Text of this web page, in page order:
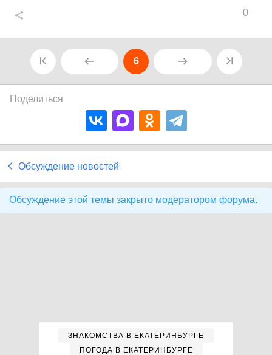
0
6
Поделиться
Обсуждение новостей
Обсуждение этой темы закрыто модератором форума.
ЗНАКОМСТВА В ЕКАТЕРИНБУРГЕ
ПОГОДА В ЕКАТЕРИНБУРГЕ